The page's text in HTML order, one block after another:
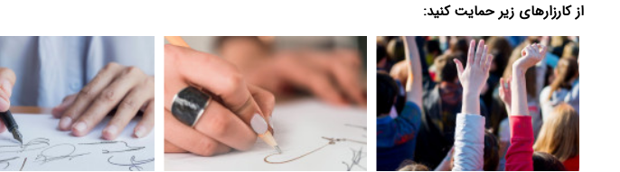
از کارزارهای زیر حمایت کنید: